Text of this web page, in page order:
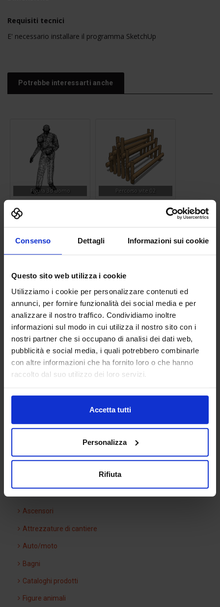
Consenso Dettagli Informazioni sui cookie
Questo sito web utilizza i cookie
Utilizziamo i cookie per personalizzare contenuti ed
annunci, per fornire funzionalità dei social media e per
analizzare il nostro traffico. Condividiamo inoltre
informazioni sul modo in cui utilizza il nostro sito con i
nostri partner che si occupano di analisi dei dati web,
pubblicità e social media, i quali potrebbero combinarle
con altre informazioni che ha fornito loro o che hanno
raccolto dal suo utilizzo dei loro servizi.
Accetta tutti
Personalizza
Rifiuta
Requisiti tecnici
E' necessario installare il programma SketchUp
Potrebbe interessarti anche
Figura 3d uomo Percorso vite 02
Albero 13 Tenda da campeggio
Cordolo stradale 01
Categorie Blocchi CAD
Arredi interni
Ascensori
Attrezzature di cantiere
Auto/moto
Bagni
Cataloghi prodotti
Figure animali